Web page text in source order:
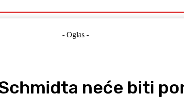
- Oglas -
neće biti